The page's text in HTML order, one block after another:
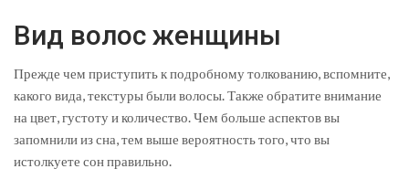
Вид волос женщины
Прежде чем приступить к подробному толкованию, вспомните,
какого вида, текстуры были волосы. Также обратите внимание
на цвет, густоту и количество. Чем больше аспектов вы
запомнили из сна, тем выше вероятность того, что вы
истолкуете сон правильно.